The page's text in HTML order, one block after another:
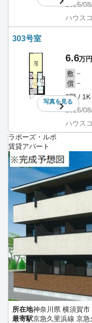
2026/
ハウス
303号室
写真を見る
6.6万円
敷 －
償 －
3階 / 1K
2026/
ハウス
ラポーズ・ルポ
賃貸アパート
所在地神奈川県 横須賀市
最寄駅京急久里浜線 京急